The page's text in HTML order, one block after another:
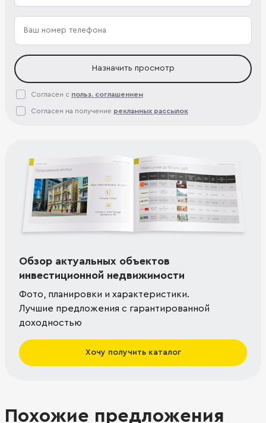
Назначить просмотр
Согласен с польз. соглашением
Согласен на получение рекламных рассылок
Обзор актуальных объектов
инвестиционной недвижимости
Фото, планировки и характеристики.
Лучшие предложения с гарантированной
доходностью
Хочу получить каталог
Похожие предложения